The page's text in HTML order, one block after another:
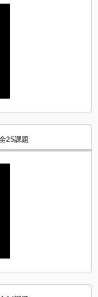
25課題